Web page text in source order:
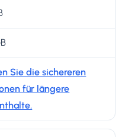
Sie die sichereren
für längere